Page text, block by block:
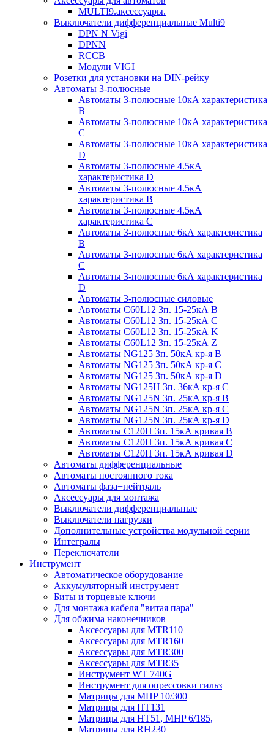
MULTI9.аксессуары.
Выключатели дифференциальные Multi9
DPN N Vigi
DPNN
RCCB
Модули VIGI
Розетки для установки на DIN-рейку
Автоматы 3-полюсные
Автоматы 3-полюсные 10кА характеристика
B
Автоматы 3-полюсные 10кА характеристика
C
Автоматы 3-полюсные 10кА характеристика
D
Автоматы 3-полюсные 4.5кА
характеристика D
Автоматы 3-полюсные 4.5кА
характеристика В
Автоматы 3-полюсные 4.5кА
характеристика С
Автоматы 3-полюсные 6кА характеристика
B
Автоматы 3-полюсные 6кА характеристика
C
Автоматы 3-полюсные 6кА характеристика
D
Автоматы 3-полюсные силовые
Автоматы C60L12 3п. 15-25кА B
Автоматы C60L12 3п. 15-25кА C
Автоматы C60L12 3п. 15-25кА K
Автоматы C60L12 3п. 15-25кА Z
Автоматы NG125 3п. 50кА кр-я B
Автоматы NG125 3п. 50кА кр-я C
Автоматы NG125 3п. 50кА кр-я D
Автоматы NG125H 3п. 36кА кр-я C
Автоматы NG125N 3п. 25кА кр-я B
Автоматы NG125N 3п. 25кА кр-я C
Автоматы NG125N 3п. 25кА кр-я D
Автоматы С120Н 3п. 15кА кривая B
Автоматы С120Н 3п. 15кА кривая C
Автоматы С120Н 3п. 15кА кривая D
Автоматы дифференциальные
Автоматы постоянного тока
Автоматы фаза+нейтраль
Аксессуары для монтажа
Выключатели дифференциальные
Выключатели нагрузки
Дополнительные устройства модульной серии
Интегралы
Переключатели
Инструмент
Автоматическое оборудование
Аккумуляторный инструмент
Биты и торцевые ключи
Для монтажа кабеля "витая пара"
Для обжима наконечников
Аксессуары для MTR110
Аксессуары для MTR160
Аксессуары для MTR300
Аксессуары для MTR35
Инструмент WT 740G
Инструмент для опрессовки гильз
Матрицы для MHP 10/300
Матрицы для НТ131
Матрицы для НТ51, MHP 6/185,
Матрицы для RH230